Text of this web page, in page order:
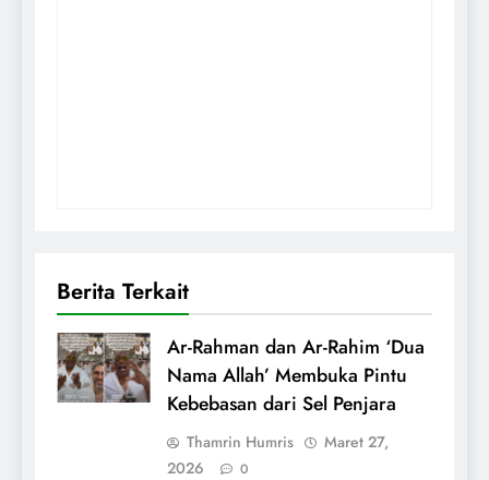
Berita Terkait
Ar-Rahman dan Ar-Rahim ‘Dua
Nama Allah’ Membuka Pintu
Kebebasan dari Sel Penjara
Thamrin Humris
Maret 27,
2026
0